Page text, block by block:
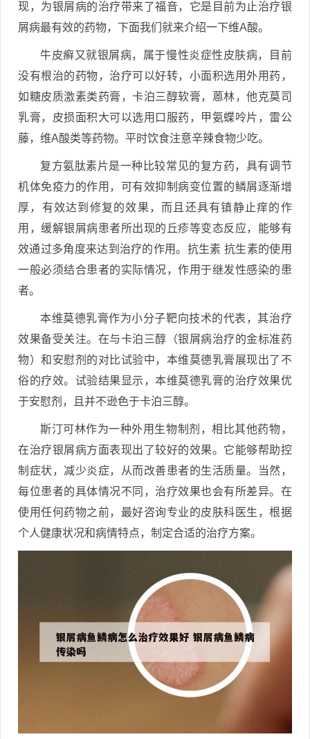
现，为银屑病的治疗带来了福音，它是目前为止治疗银
屑病最有效的药物，下面我们就来介绍一下维A酸。
牛皮癣又就银屑病，属于慢性炎症性皮肤病，目前
没有根治的药物，治疗可以好转，小面积选用外用药，
如糖皮质激素类药膏，卡泊三醇软膏，蒽林，他克莫司
乳膏，皮损面积大可以选用口服药，甲氨蝶呤片，雷公
藤，维A酸类等药物。平时饮食注意辛辣食物少吃。
复方氨肽素片是一种比较常见的复方药，具有调节
机体免疫力的作用，可有效抑制病变位置的鳞屑逐渐增
厚，有效达到修复的效果，而且还具有镇静止痒的作
用，缓解银屑病患者所出现的丘疹等变态反应，能够有
效通过多角度来达到治疗的作用。抗生素 抗生素的使用
一般必须结合患者的实际情况，作用于继发性感染的患
者。
本维莫德乳膏作为小分子靶向技术的代表，其治疗
效果备受关注。在与卡泊三醇（银屑病治疗的金标准药
物）和安慰剂的对比试验中，本维莫德乳膏展现出了不
俗的疗效。试验结果显示，本维莫德乳膏的治疗效果优
于安慰剂，且并不逊色于卡泊三醇。
斯汀可林作为一种外用生物制剂，相比其他药物，
在治疗银屑病方面表现出了较好的效果。它能够帮助控
制症状，减少炎症，从而改善患者的生活质量。当然，
每位患者的具体情况不同，治疗效果也会有所差异。在
使用任何药物之前，最好咨询专业的皮肤科医生，根据
个人健康状况和病情特点，制定合适的治疗方案。